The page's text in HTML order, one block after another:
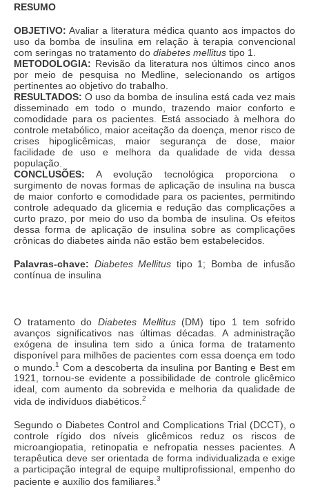
RESUMO
OBJETIVO: Avaliar a literatura médica quanto aos impactos do
uso da bomba de insulina em relação à terapia convencional
com seringas no tratamento do diabetes mellitus tipo 1.
METODOLOGIA: Revisão da literatura nos últimos cinco anos
por meio de pesquisa no Medline, selecionando os artigos
pertinentes ao objetivo do trabalho.
RESULTADOS: O uso da bomba de insulina está cada vez mais
disseminado em todo o mundo, trazendo maior conforto e
comodidade para os pacientes. Está associado à melhora do
controle metabólico, maior aceitação da doença, menor risco de
crises hipoglicêmicas, maior segurança de dose, maior
facilidade de uso e melhora da qualidade de vida dessa
população.
CONCLUSÕES: A evolução tecnológica proporciona o
surgimento de novas formas de aplicação de insulina na busca
de maior conforto e comodidade para os pacientes, permitindo
controle adequado da glicemia e redução das complicações a
curto prazo, por meio do uso da bomba de insulina. Os efeitos
dessa forma de aplicação de insulina sobre as complicações
crônicas do diabetes ainda não estão bem estabelecidos.
Palavras-chave: Diabetes Mellitus tipo 1; Bomba de infusão
contínua de insulina
O tratamento do Diabetes Mellitus(DM) tipo 1 tem sofrido
avanços significativos nas últimas décadas. A administração
exógena de insulina tem sido a única forma de tratamento
disponível para milhões de pacientes com essa doença em todo
o mundo.1
Com a descoberta da insulina por Banting e Best em
1921, tornou-se evidente a possibilidade de controle glicêmico
ideal, com aumento da sobrevida e melhoria da qualidade de
vida de indivíduos diabéticos. 2
Segundo o Diabetes Control and Complications Trial (DCCT), o
controle rígido dos níveis glicêmicos reduz os riscos de
microangiopatia, retinopatia e nefropatia nesses pacientes. A
terapêutica deve ser orientada de forma individualizada e exige
a participação integral de equipe multiprofissional, empenho do
paciente e auxílio dos familiares. 3